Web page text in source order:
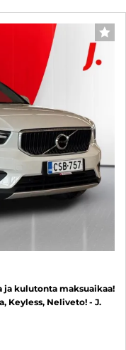
ja kulutonta maksuaikaa!
Keyless, Neliveto! - J.